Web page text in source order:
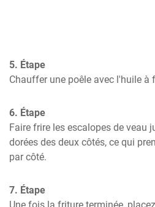
5. Étape
Chauffer une poêle avec l'huile à
6. Étape
Faire frire les escalopes de veau
dorées des deux côtés, ce qui
par côté.
7. Étape